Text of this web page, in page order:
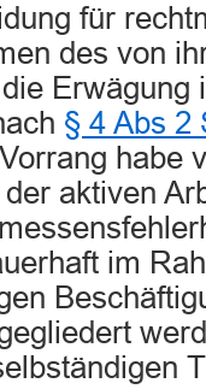
für
des von
Erwägung
§ 4 Abs 2
habe
aktiven
im